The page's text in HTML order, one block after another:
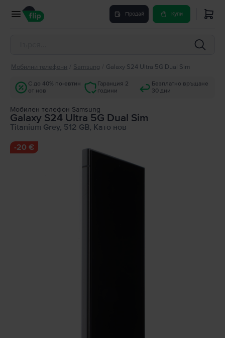
Продай Купи
Мобилни телефони Samsung Galaxy S24 Ultra 5G Dual Sim
С до 40% по-евтин
от нов
Гаранция 2
години
Безплатно връщане
30 дни
Мобилен телефон Samsung
Galaxy S24 Ultra 5G Dual Sim
Titanium Grey, 512 GB, Като нов
-20 €